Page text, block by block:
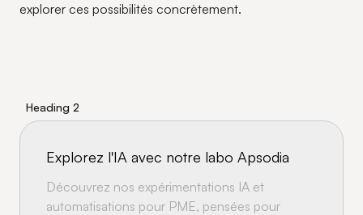
explorer ces possibilités concrètement.
Heading 2
Explorez l'IA avec notre labo Apsodia
Découvrez nos expérimentations IA et
automatisations pour PME, pensées pour